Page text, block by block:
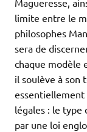
Magueresse,
limite entre le
philosophes
sera de
chaque modèle
il soulève à son
essentiellement
légales : le type
par une loi